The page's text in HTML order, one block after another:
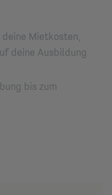
Mietkosten,
deine Ausbildung
bis zum